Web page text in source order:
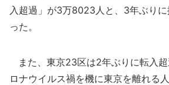
入超過」が3万8023人と、3年ぶり
った。
また、東京23区は2年ぶりに転入超
ロナウイルス禍を機に東京を離れる